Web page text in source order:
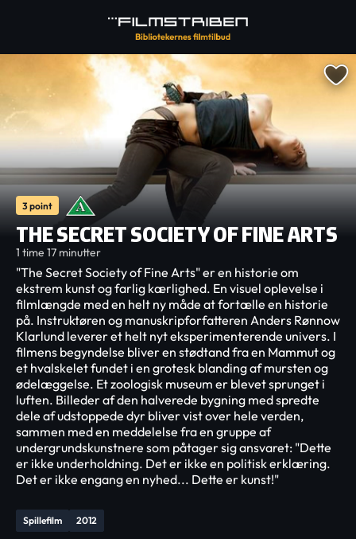
3 point
THE SECRET SOCIETY OF FINE ARTS
1 time 17 minutter
Spillefilm 2012
"The Secret Society of Fine Arts" er en historie om
ekstrem kunst og farlig kærlighed. En visuel oplevelse i
filmlængde med en helt ny måde at fortælle en historie
på. Instruktøren og manuskripforfatteren Anders Rønnow
Klarlund leverer et helt nyt eksperimenterende univers. I
filmens begyndelse bliver en stødtand fra en Mammut og
et hvalskelet fundet i en grotesk blanding af mursten og
ødelæggelse. Et zoologisk museum er blevet sprunget i
luften. Billeder af den halverede bygning med spredte
dele af udstoppede dyr bliver vist over hele verden,
sammen med en meddelelse fra en gruppe af
undergrundskunstnere som påtager sig ansvaret: "Dette
er ikke underholdning. Det er ikke en politisk erklæring.
Det er ikke engang en nyhed... Dette er kunst!"